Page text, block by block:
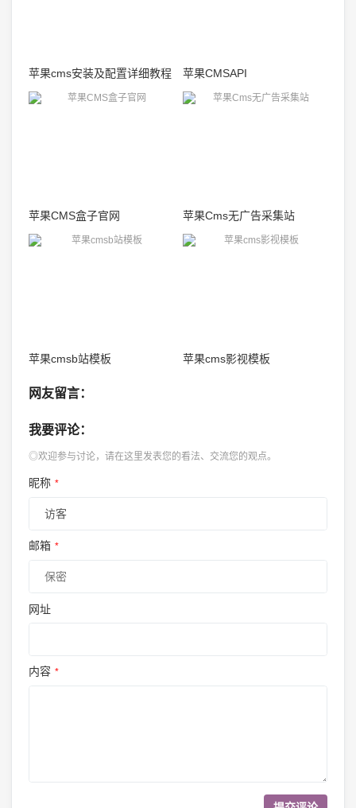
苹果cms安装及配置详细教程 苹果CMSAPI
苹果CMS盒子官网 苹果Cms无广告采集站
苹果cmsb站模板 苹果cms影视模板
网友留言：
我要评论：
◎欢迎参与讨论，请在这里发表您的看法、交流您的观点。
昵称 *
邮箱 *
网址
内容 *